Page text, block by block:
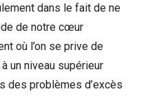
dans le fait de ne
de notre cœur
où l’on se prive de
un niveau supérieur
des problèmes d’excès